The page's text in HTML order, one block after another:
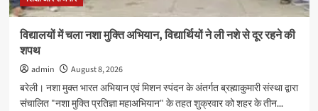
रुद्राभिषेक,
स्कूलों
बच्चों
मिलेगा
मौका
विद्यालयों में चला नशा मुक्ति अभियान, विद्यार्थियों ने ली नशे से दूर रहने की
शपथ
admin
August 8, 2026
बरेली। नशा मुक्त भारत अभियान एवं मिशन स्पंदन के अंतर्गत ब्रह्माकुमारी संस्था द्वारा
संचालित "नशा मुक्ति प्रतिज्ञा महाअभियान" के तहत शुक्रवार को शहर के तीन...